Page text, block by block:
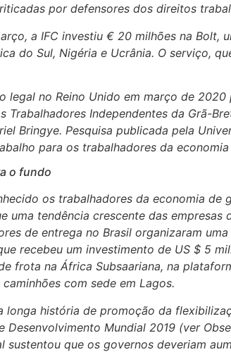
por defensores dos direitos
a IFC investiu € 20 milhões na
do Sul, Nigéria e Ucrânia. O serviço,
legal no Reino Unido em março de
Trabalhadores Independentes da Grã-
Bringye. Pesquisa publicada pela
para os trabalhadores da
o fundo
os trabalhadores da economia
uma tendência crescente das
de entrega no Brasil organizaram
recebeu um investimento de US $ 5
frota na África Subsaariana, na
com sede em Lagos.
longa história de promoção da
Desenvolvimento Mundial 2019 (ver
sustentou que os governos deveriam